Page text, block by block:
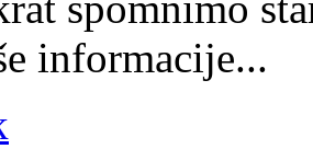
informacije...